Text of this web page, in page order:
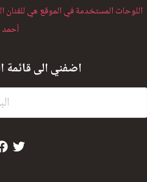
اللوحات المستخدمة في الموقع هي
أحمد
اضفني الى قائمة